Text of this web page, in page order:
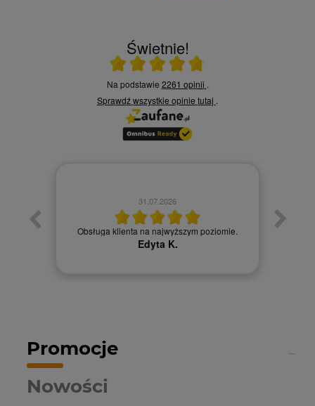
Świetnie!
Ocena średnia 4.8 na 5
Na podstawie 2261 opinii .
Sprawdź wszystkie opinie tutaj .
31.07.2026
Obsługa klienta na najwyższym poziomie.
Edyta K.
Promocje
Nowości